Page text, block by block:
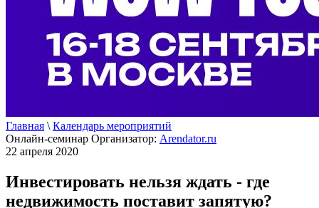
Главная \ Календарь мероприятий
Онлайн-семинар Организатор: Arendator.ru
22 апреля 2020
Инвестировать нельзя ждать - где
недвижимость поставит запятую?